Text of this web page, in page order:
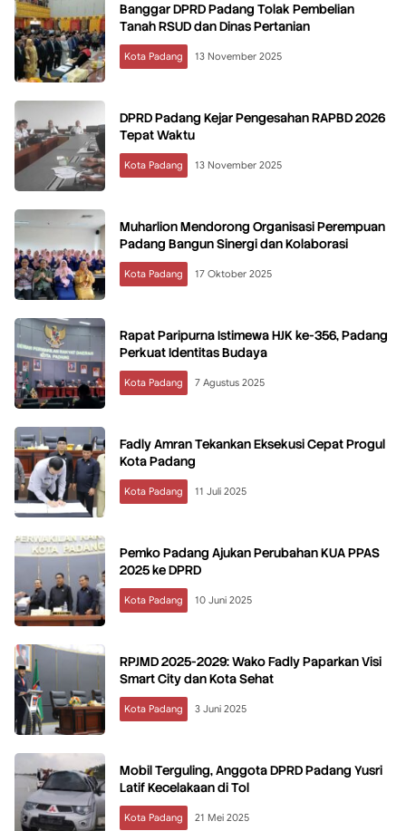
Banggar DPRD Padang Tolak Pembelian
Tanah RSUD dan Dinas Pertanian
Kota Padang 13 November 2025
DPRD Padang Kejar Pengesahan RAPBD 2026
Tepat Waktu
Kota Padang 13 November 2025
Muharlion Mendorong Organisasi Perempuan
Padang Bangun Sinergi dan Kolaborasi
Kota Padang 17 Oktober 2025
Rapat Paripurna Istimewa HJK ke-356, Padang
Perkuat Identitas Budaya
Kota Padang 7 Agustus 2025
Fadly Amran Tekankan Eksekusi Cepat Progul
Kota Padang
Kota Padang 11 Juli 2025
Pemko Padang Ajukan Perubahan KUA PPAS
2025 ke DPRD
Kota Padang 10 Juni 2025
RPJMD 2025-2029: Wako Fadly Paparkan Visi
Smart City dan Kota Sehat
Kota Padang 3 Juni 2025
Mobil Terguling, Anggota DPRD Padang Yusri
Latif Kecelakaan di Tol
Kota Padang 21 Mei 2025